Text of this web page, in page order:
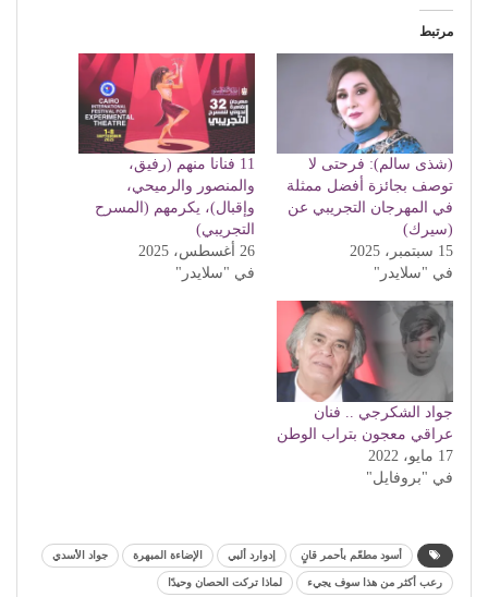
مرتبط
(شذى سالم): فرحتى لا
توصف بجائزة أفضل ممثلة
في المهرجان التجريبي عن
(سيرك)
15 سبتمبر، 2025
في "سلايدر"
11 فنانا منهم (رفيق،
والمنصور والرميحي،
وإقبال)، يكرمهم (المسرح
التجريبي)
26 أغسطس، 2025
في "سلايدر"
جواد الشكرجي .. فنان
عراقي معجون بتراب الوطن
17 مايو، 2022
في "بروفايل"
أسود مطعّم بأحمر قانٍ إدوارد ألبي الإضاءة المبهرة جواد الأسدي
رعب أكثر من هذا سوف يجيء لماذا تركت الحصان وحيدًا